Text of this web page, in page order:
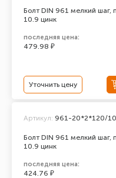
Болт DIN 961 мелкий шаг,
10.9 цинк
последняя цена:
479.98 ₽
Уточнить цену
Болт DIN 961 мелкий шаг,
10.9 цинк
Артикул: 961-20*2*120/
последняя цена:
424.76 ₽